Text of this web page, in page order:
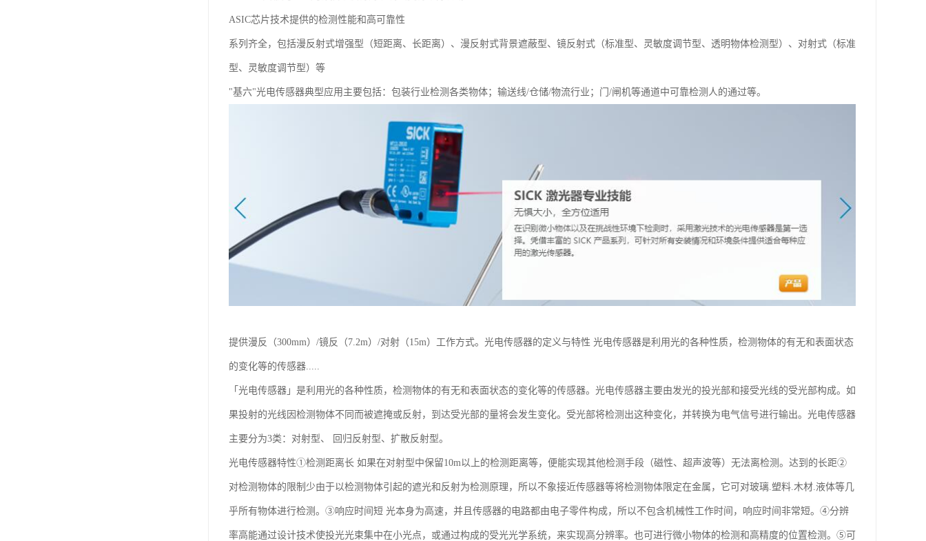
ASIC芯片技术提供的检测性能和高可靠性
系列齐全，包括漫反射式增强型（短距离、长距离）、漫反射式背景遮蔽型、镜反射式（标准型、灵敏度调节型、透明物体检测型）、对射式（标准
型、灵敏度调节型）等
"基六"光电传感器典型应用主要包括：包装行业检测各类物体；输送线/仓储/物流行业；门/闸机等通道中可靠检测人的通过等。
提供漫反（300mm）/镜反（7.2m）/对射（15m）工作方式。光电传感器的定义与特性 光电传感器是利用光的各种性质，检测物体的有无和表面状态
的变化等的传感器.....
「光电传感器」是利用光的各种性质，检测物体的有无和表面状态的变化等的传感器。光电传感器主要由发光的投光部和接受光线的受光部构成。如
果投射的光线因检测物体不同而被遮掩或反射，到达受光部的量将会发生变化。受光部将检测出这种变化，并转换为电气信号进行输出。光电传感器
主要分为3类：对射型、 回归反射型、扩散反射型。
光电传感器特性①检测距离长 如果在对射型中保留10m以上的检测距离等，便能实现其他检测手段（磁性、超声波等）无法离检测。达到的长距②
对检测物体的限制少由于以检测物体引起的遮光和反射为检测原理，所以不象接近传感器等将检测物体限定在金属，它可对玻璃.塑料.木材.液体等几
乎所有物体进行检测。③响应时间短 光本身为高速，并且传感器的电路都由电子零件构成，所以不包含机械性工作时间，响应时间非常短。④分辨
率高能通过设计技术使投光光束集中在小光点，或通过构成的受光光学系统，来实现高分辨率。也可进行微小物体的检测和高精度的位置检测。⑤可